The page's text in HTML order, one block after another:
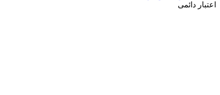
اعتبار دائمی